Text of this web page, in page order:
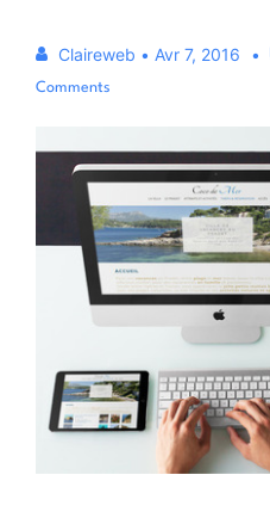
Claireweb • Avr 7, 2016
Comments